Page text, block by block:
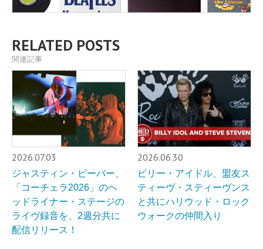
RELATED POSTS
関連記事
2026.07.03
ジャスティン・ビーバー、
「コーチェラ2026」のヘ
ッドライナー・ステージの
ライヴ録音を、2週分共に
配信リリース！
2026.06.30
ビリー・アイドル、盟友ス
ティーヴ・スティーヴンス
と共にハリウッド・ロック
ウォークの仲間入り